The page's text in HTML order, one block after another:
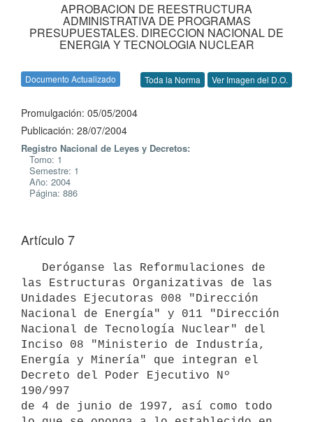
APROBACION DE REESTRUCTURA
ADMINISTRATIVA DE PROGRAMAS
PRESUPUESTALES. DIRECCION NACIONAL DE
ENERGIA Y TECNOLOGIA NUCLEAR
Documento Actualizado Toda la Norma Ver Imagen del D.O.
Promulgación: 05/05/2004
Publicación: 28/07/2004
Registro Nacional de Leyes y Decretos:
Tomo: 1
Semestre: 1
Año: 2004
Página: 886
Artículo 7
las Estructuras Organizativas de las
Unidades Ejecutoras 008 "Dirección
Nacional de Energía" y 011 "Dirección
Nacional de Tecnología Nuclear" del
Inciso 08 "Ministerio de Industría,
Energía y Minería" que integran el
Decreto del Poder Ejecutivo Nº
190/997
de 4 de junio de 1997, así como todo